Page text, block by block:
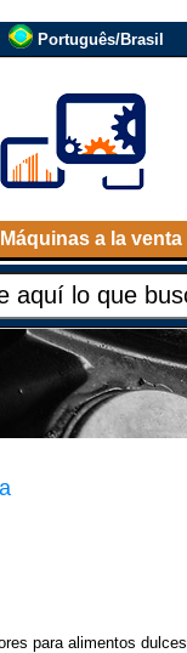
Português/Brasil
Máquinas a la venta
para alimentos dulces